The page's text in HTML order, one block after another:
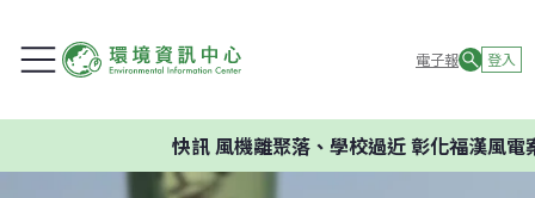
電子報 登入
快訊風機離聚落、學校過近 彰化福漢風電案